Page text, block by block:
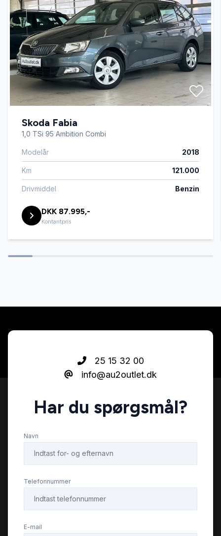
Isofix
Læderrat
Servostyring
Splitbagsæder
Stofsæder
Sædevarme
Skoda Fabia
1,0 TSi 95 Ambition Combi
Modelår 2018
Km 121.000
Drivmiddel Benzin
DKK 87.995,-
Kontantpris
25 15 32 00
info@au2outlet.dk
Har du spørgsmål?
Navn
Telefonnummer
E-mail